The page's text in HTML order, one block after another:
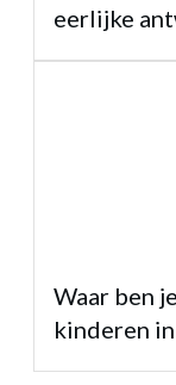
eerlijke
Waar ben
kinderen